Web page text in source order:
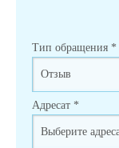
Тип обращения *
Адресат *